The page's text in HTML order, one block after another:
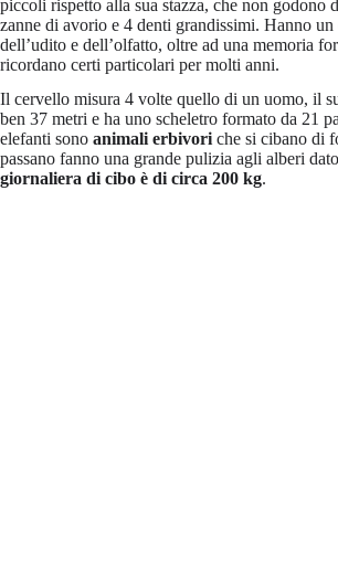
piccoli rispetto alla sua stazza, che non godono
zanne di avorio e 4 denti grandissimi. Hanno un
dell’udito e dell’olfatto, oltre ad una memoria
ricordano certi particolari per molti anni.
Il cervello misura 4 volte quello di un uomo, il
ben 37 metri e ha uno scheletro formato da 21
elefanti sono animali erbivori che si cibano di
passano fanno una grande pulizia agli alberi
giornaliera di cibo è di circa 200 kg.